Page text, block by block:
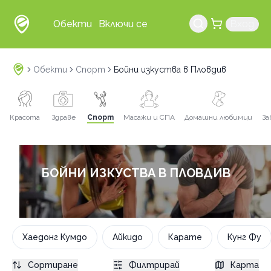
Обекти Включи се
Обекти Спорт Бойни изкуства в Пловдив
Красота Здраве Спорт Масажи и СПА Домашни любимци
БОЙНИ ИЗКУСТВА В ПЛОВДИВ
Хаедонг Кумдо Айкидо Карате Кунг Фу
Сортиране Филтрирай Карта